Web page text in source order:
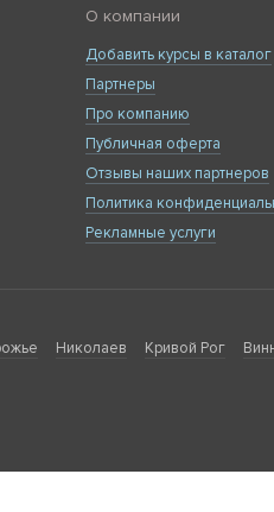
О компании
Добавить курсы в каталог
Партнеры
Про компанию
Публичная оферта
Отзывы наших партнеров
Политика
Рекламные услуги
Николаев Кривой Рог